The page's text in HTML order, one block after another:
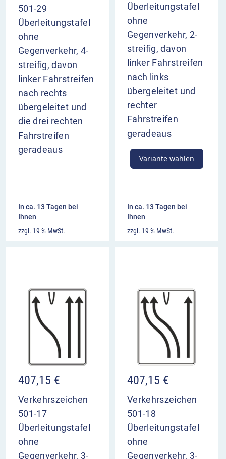
501-29
Überleitungstafel
ohne
Gegenverkehr, 4-
streifig, davon
linker Fahrstreifen
nach rechts
übergeleitet und
die drei rechten
Fahrstreifen
geradeaus
In ca. 13 Tagen bei
Ihnen
zzgl. 19 % MwSt.
Überleitungstafel
ohne
Gegenverkehr, 2-
streifig, davon
linker Fahrstreifen
nach links
übergeleitet und
rechter
Fahrstreifen
geradeaus
Variante wählen
In ca. 13 Tagen bei
Ihnen
zzgl. 19 % MwSt.
407,15 €
Verkehrszeichen
501-17
Überleitungstafel
ohne
Gegenverkehr, 3-
407,15 €
Verkehrszeichen
501-18
Überleitungstafel
ohne
Gegenverkehr, 3-